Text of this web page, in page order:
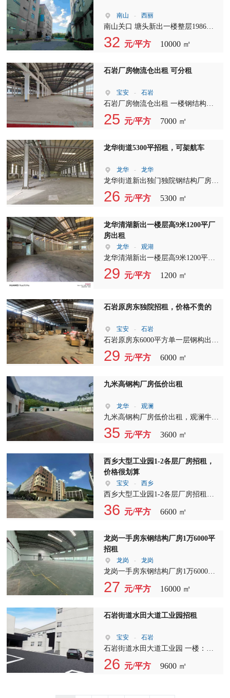
南山 - 西丽
南山关口 塘头新出一楼整层1986
平，大型工业园区，空地大，随意进
出大货车，原房东厂房，公摊少 合
32 元/平方 10000 ㎡
石岩厂房物流仓出租 可分租
宝安 - 石岩
石岩厂房物流仓出租 一楼钢结构
7000㎡（可以分租） 办公楼1200㎡
（共二层，楼上可住人有8个房间、
挂车可进出 行业不限 电315可增
25 元/平方 7000 ㎡
龙华街道5300平招租，可架航车
龙华 - 龙华
龙华街道新出独门独院钢结构厂房
5300m?出租，滴水高度 8 米可架航
车。
26 元/平方 5300 ㎡
龙华清湖新出一楼层高9米1200平厂
房出租
龙华 - 观湖
龙华清湖新出一楼层高9米1200平厂
房出租，前后有门，适合仓库，摄影
基地，物流快递等行业。
29 元/平方 1200 ㎡
石岩原房东独院招租，价格不贵的
宝安 - 石岩
石岩原房东6000平方单一层钢构出
租，只要29元，可进拖头，靠近机荷
高速和龙大高速。
29 元/平方 6000 ㎡
九米高钢构厂房低价出租
龙华 - 观澜
九米高钢构厂房低价出租，观澜牛湖
原房东独栋单一层砖墙钢构3600平
方，层高9米，实际面积出租，主干
超级大，适合做物流仓储、快递中转
站及加工制造等行业
35 元/平方 3600 ㎡
西乡大型工业园1-2各层厂房招租，
价格很划算
宝安 - 西乡
西乡大型工业园1-2各层厂房招租，
价格很划算 面积：单层3300平，1楼
租45，楼上租25元，双面采光，带消
卸货平台，重工业厂房
36 元/平方 6600 ㎡
龙岗一手房东钢结构厂房1万6000平
招租
龙岗 - 龙岗
龙岗一手房东钢结构厂房1万6000平
招租，层高15米，适合各种行业，园
区空地超大，拖头车可以掉头。
27 元/平方 16000 ㎡
石岩街道水田大道工业园招租
宝安 - 石岩
石岩街道水田大道工业园 一楼：
9178平方 夹层：768平方 二楼：7507
平方 三楼：7151平方 B区 一楼：
26 元/平方 9600 ㎡